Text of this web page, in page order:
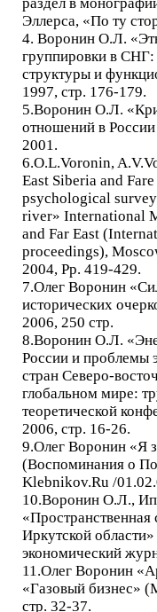
Эллерса, «По ту
4. Воронин О.Л.
группировки в СНГ:
структуры и
1997, стр. 176-179.
5.Воронин О.Л.
отношений в
2001.
6.O.L.Voronin,
East Siberia and
psychological
river» International
and Far East
proceedings),
2004, Pp. 419-429.
7.Олег Воронин
исторических
2006, 250 стр.
8.Воронин О.Л.
России и проблемы
стран Северо-
глобальном мире:
теоретической
2006, стр. 16-26.
9.Олег Воронин «Я
(Воспоминания о
Klebnikov.Ru /
10.Воронин О.Л.,
«Пространственная
Иркутской
экономический
11.Олег Воронин
«Газовый бизнес»
стр. 32-37.